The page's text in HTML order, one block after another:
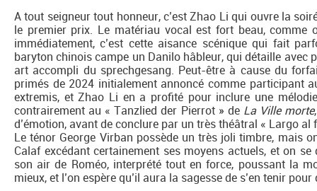
A tout seigneur tout honneur, c’est Zhao Li qui ouvre la
le premier prix. Le matériau vocal est fort beau, comme
immédiatement, c’est cette aisance scénique qui fait
baryton chinois campe un Danilo hâbleur, qui détaille avec
art accompli du sprechgesang. Peut-être à cause du
primés de 2024 initialement annoncé comme participant
extremis, et Zhao Li en a profité pour inclure une
contrairement au « Tanzlied der Pierrot » de La Ville morte
d’émotion, avant de conclure par un très théâtral « Largo
Le ténor George Virban possède un très joli timbre, mais
Calaf excédant certainement ses moyens actuels, et on
son air de Roméo, interprété tout en force, poussant la
mieux, et l’on espère qu’il aura la sagesse de s’en tenir